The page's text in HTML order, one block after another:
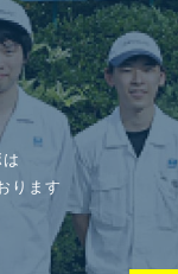
ります